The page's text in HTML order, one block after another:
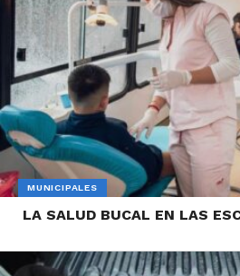
MUNICIPALES
LA SALUD BUCAL EN LAS